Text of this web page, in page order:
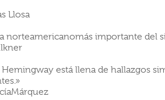
Llosa
norteamericanomás importante del
Hemingway está llena de hallazgos